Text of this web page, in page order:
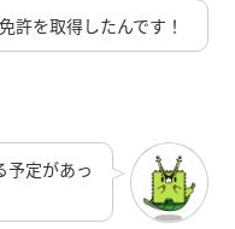
許を取得したんです！
予定があっ